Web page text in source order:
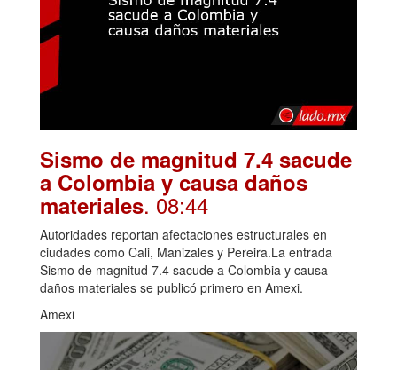
Sismo de magnitud 7.4 sacude
a Colombia y causa daños
materiales. 08:44
Autoridades reportan afectaciones estructurales en
ciudades como Cali, Manizales y Pereira.La entrada
Sismo de magnitud 7.4 sacude a Colombia y causa
daños materiales se publicó primero en Amexi.
Amexi